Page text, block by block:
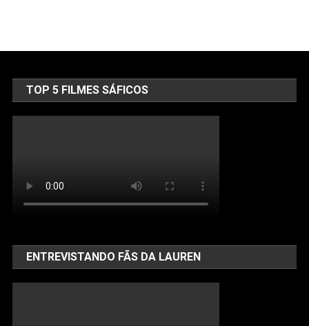
TOP 5 FILMES SÁFICOS
ENTREVISTANDO FÃS DA LAUREN